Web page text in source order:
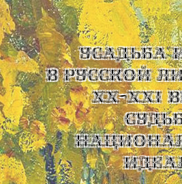
УСАДЬБА
В РУССКОЙ
XX-XXI